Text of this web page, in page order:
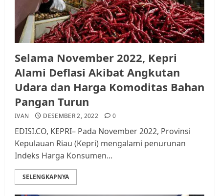
Selama November 2022, Kepri
Alami Deflasi Akibat Angkutan
Udara dan Harga Komoditas Bahan
Pangan Turun
IVAN DESEMBER 2, 2022 0
EDISI.CO, KEPRI– Pada November 2022, Provinsi
Kepulauan Riau (Kepri) mengalami penurunan
Indeks Harga Konsumen...
SELENGKAPNYA